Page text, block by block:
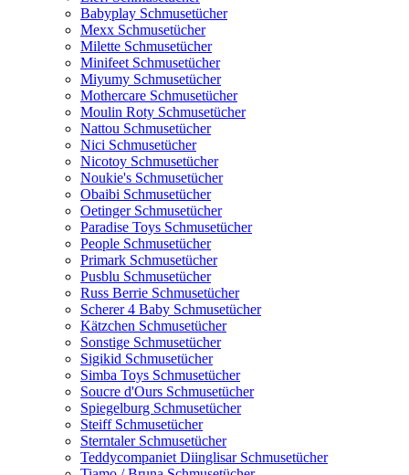
Babyplay Schmusetücher
Mexx Schmusetücher
Milette Schmusetücher
Minifeet Schmusetücher
Miyumy Schmusetücher
Mothercare Schmusetücher
Moulin Roty Schmusetücher
Nattou Schmusetücher
Nici Schmusetücher
Nicotoy Schmusetücher
Noukie's Schmusetücher
Obaibi Schmusetücher
Oetinger Schmusetücher
Paradise Toys Schmusetücher
People Schmusetücher
Primark Schmusetücher
Pusblu Schmusetücher
Russ Berrie Schmusetücher
Scherer 4 Baby Schmusetücher
Kätzchen Schmusetücher
Sonstige Schmusetücher
Sigikid Schmusetücher
Simba Toys Schmusetücher
Soucre d'Ours Schmusetücher
Spiegelburg Schmusetücher
Steiff Schmusetücher
Sterntaler Schmusetücher
Teddycompaniet Diinglisar Schmusetücher